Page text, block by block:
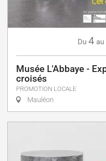
Du 4 au
Musée L'Abbaye -
croisés
PROMOTION LOCALE
Mauléon